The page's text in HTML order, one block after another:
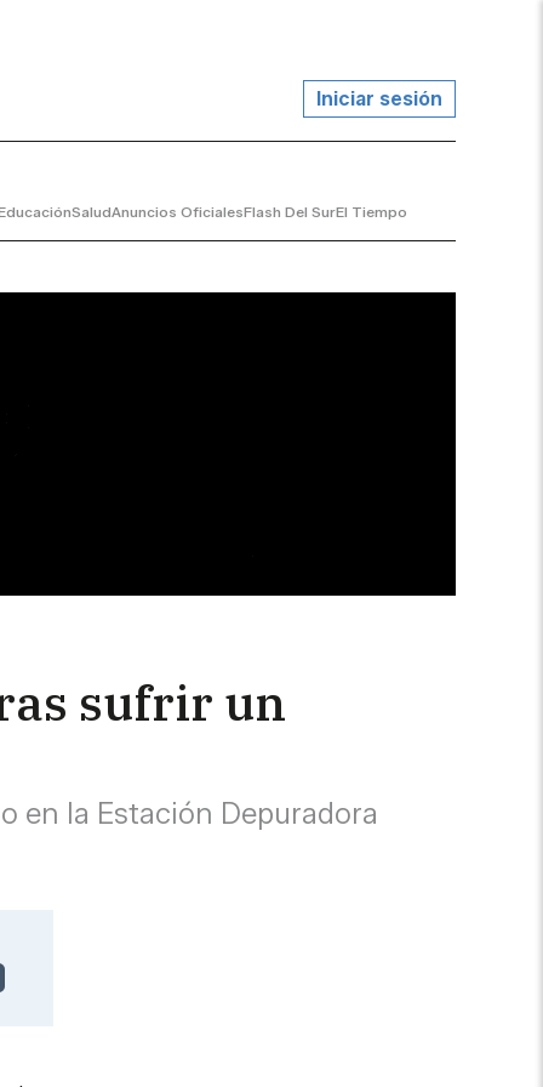
Iniciar sesión
SaludAnuncios OficialesFlash Del SurEl Tiempo
sufrir un
en la Estación Depuradora